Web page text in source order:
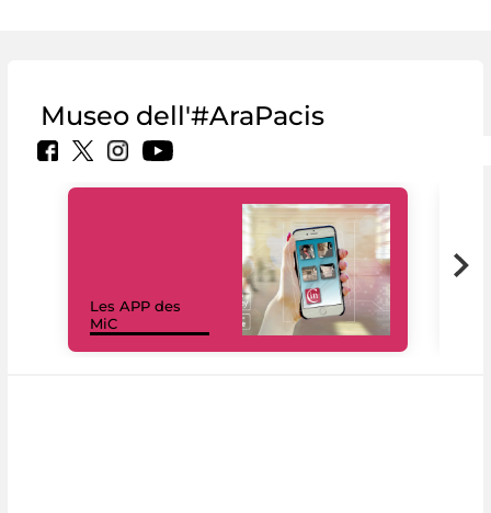
Museo dell'#AraPacis
Les APP des
MiC